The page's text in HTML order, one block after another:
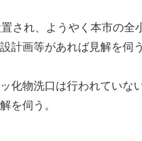
され、ようやく本市の全
計画等があれば見解を伺う
化物洗口は行われていな
を伺う。​